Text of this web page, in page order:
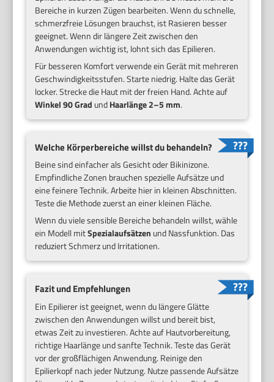
Bereiche in kurzen Zügen bearbeiten. Wenn du schnelle,
schmerzfreie Lösungen brauchst, ist Rasieren besser
geeignet. Wenn dir längere Zeit zwischen den
Anwendungen wichtig ist, lohnt sich das Epilieren.
Für besseren Komfort verwende ein Gerät mit mehreren
Geschwindigkeitsstufen. Starte niedrig. Halte das Gerät
locker. Strecke die Haut mit der freien Hand. Achte auf
Winkel 90 Grad undHaarlänge 2–5 mm.
Welche Körperbereiche willst du behandeln?
Beine sind einfacher als Gesicht oder Bikinizone.
Empfindliche Zonen brauchen spezielle Aufsätze und
eine feinere Technik. Arbeite hier in kleinen Abschnitten.
Teste die Methode zuerst an einer kleinen Fläche.
Wenn du viele sensible Bereiche behandeln willst, wähle
ein Modell mitSpezialaufsätzen und Nassfunktion. Das
reduziert Schmerz und Irritationen.
Fazit und Empfehlungen
Ein Epilierer ist geeignet, wenn du längere Glätte
zwischen den Anwendungen willst und bereit bist,
etwas Zeit zu investieren. Achte auf Hautvorbereitung,
richtige Haarlänge und sanfte Technik. Teste das Gerät
vor der großflächigen Anwendung. Reinige den
Epilierkopf nach jeder Nutzung. Nutze passende Aufsätze